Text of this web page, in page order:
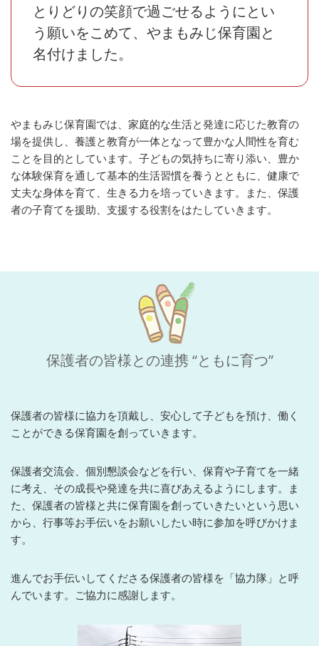
とりどりの笑顔で過ごせるようにとい
う願いをこめて、やまもみじ保育園と
名付けました。
やまもみじ保育園では、家庭的な生活と発達に応じた教育の
場を提供し、養護と教育が一体となって豊かな人間性を育む
ことを目的としています。子どもの気持ちに寄り添い、豊か
な体験保育を通して基本的生活習慣を養うとともに、健康で
丈夫な身体を育て、生きる力を培っていきます。また、保護
者の子育てを援助、支援する役割をはたしていきます。
保護者の皆様との連携 “ともに育つ”
保護者の皆様に協力を頂戴し、安心して子どもを預け、働く
ことができる保育園を創っていきます。
保護者交流会、個別懇談会などを行い、保育や子育てを一緒
に考え、その成長や発達を共に喜びあえるようにします。ま
た、保護者の皆様と共に保育園を創っていきたいという思い
から、行事等お手伝いをお願いしたい時に参加を呼びかけま
す。
進んでお手伝いしてくださる保護者の皆様を「協力隊」と呼
んでいます。ご協力に感謝します。